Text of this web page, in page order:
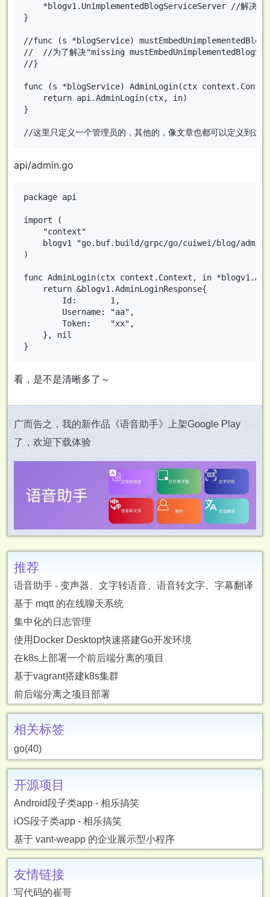
}
//func (s *blogService)
//	//为了解决"missing mustEmbedUnimplementedBlogServiceServer method"的问题，但我测试时不好使
//}
func (s *blogService) AdminLogin(ctx
}
api/admin.go
package api
import (
)
func AdminLogin(ctx context.Context, in
看，是不是清晰多了～
广而告之，我的新作品《语音助手》上架Google Play
了，欢迎下载体验
推荐
语音助手 - 变声器、文字转语音、语音转文字、字幕翻译
基于 mqtt 的在线聊天系统
集中化的日志管理
使用Docker Desktop快速搭建Go开发环境
在k8s上部署一个前后端分离的项目
基于vagrant搭建k8s集群
前后端分离之项目部署
相关标签
go(40)
开源项目
Android段子类app - 相乐搞笑
iOS段子类app - 相乐搞笑
基于 vant-weapp 的企业展示型小程序
友情链接
写代码的崔哥